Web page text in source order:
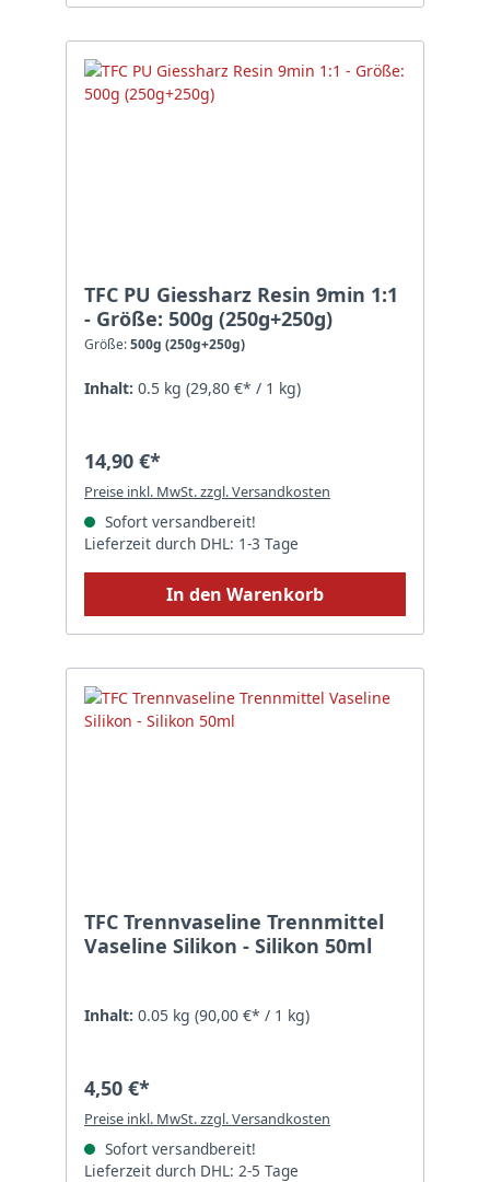
TFC PU Giessharz Resin 9min 1:1
- Größe: 500g (250g+250g)
Größe:500g (250g+250g)
Inhalt: 0.5 kg (29,80 €* / 1 kg)
14,90 €*
Preise inkl. MwSt. zzgl. Versandkosten
Sofort versandbereit!
Lieferzeit durch DHL: 1-3 Tage
In den Warenkorb
TFC Trennvaseline Trennmittel
Vaseline Silikon - Silikon 50ml
Inhalt: 0.05 kg (90,00 €* / 1 kg)
4,50 €*
Preise inkl. MwSt. zzgl. Versandkosten
Sofort versandbereit!
Lieferzeit durch DHL: 2-5 Tage